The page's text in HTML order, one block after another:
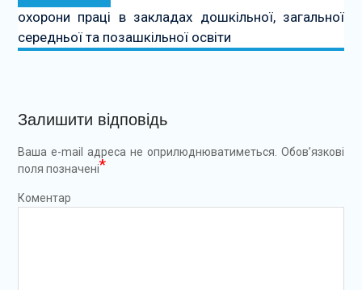
охорони праці в закладах дошкільної, загальної
середньої та позашкільної освіти
Залишити відповідь
Ваша e-mail адреса не оприлюднюватиметься. Обов’язкові
поля позначені*
Коментар